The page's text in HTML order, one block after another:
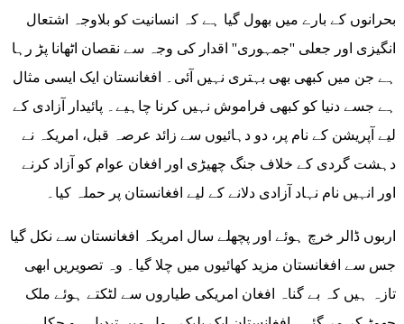
بحرانوں کے بارے میں بھول گیا ہے کہ انسانیت کو بلاوجہ اشتعال
انگیزی اور جعلی ''جمہوری'' اقدار کی وجہ سے نقصان اٹھانا پڑ رہا
ہے جن میں کبھی بھی بہتری نہیں آئی۔ افغانستان ایک ایسی مثال
ہے جسے دنیا کو کبھی فراموش نہیں کرنا چاہیے۔ پائیدار آزادی کے
لیے آپریشن کے نام پر، دو دہائیوں سے زائد عرصہ قبل، امریکہ نے
دہشت گردی کے خلاف جنگ چھیڑی اور افغان عوام کو آزاد کرنے
اور انہیں نام نہاد آزادی دلانے کے لیے افغانستان پر حملہ کیا۔
اربوں ڈالر خرچ ہوئے اور پچھلے سال امریکہ افغانستان سے نکل گیا
جس سے افغانستان مزید کھائیوں میں چلا گیا۔ وہ تصویریں ابھی
تازہ ہیں کہ بے گناہ افغان امریکی طیاروں سے لٹکتے ہوئے ملک